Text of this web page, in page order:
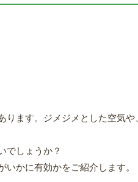
ます。ジメジメとした空気
でしょうか？
かに有効かをご紹介します。